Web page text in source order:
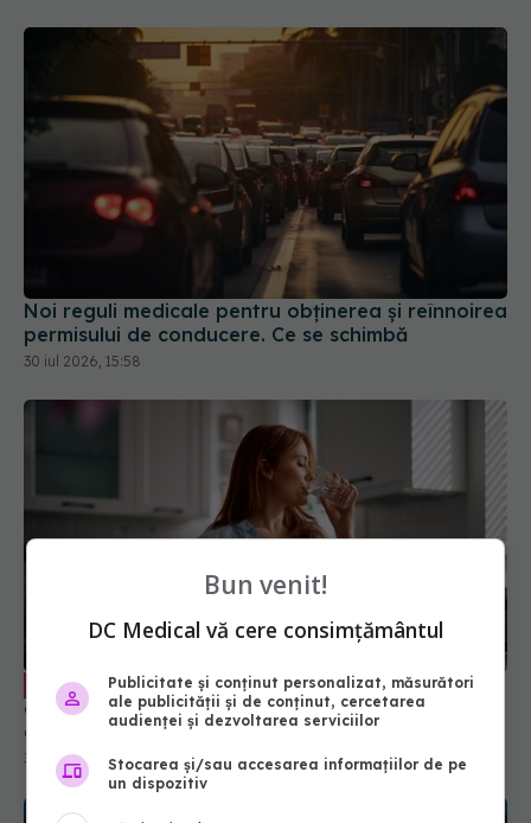
Noi reguli medicale pentru obținerea și reînnoirea
permisului de conducere. Ce se schimbă
30 iul 2026, 15:58
EXCLUSIV Substanțele rezultate din clorinarea
apei au fost asociate cu un risc mai mare de
cancer uterin, arată un studiu
30 iul 2026, 10:11
Bun venit!
DC Medical vă cere consimțământul
Publicitate și conținut personalizat, măsurători
ale publicității și de conținut, cercetarea
audienței și dezvoltarea serviciilor
Stocarea și/sau accesarea informațiilor de pe
un dispozitiv